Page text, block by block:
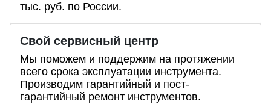
тыс. руб. по России.
Свой сервисный центр
Мы поможем и поддержим на протяжении
всего срока эксплуатации инструмента.
Производим гарантийный и пост-
гарантийный ремонт инструментов.